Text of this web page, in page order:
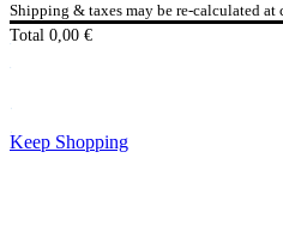
Shipping & taxes may be re-calculated at
Total 0,00 €
Keep Shopping